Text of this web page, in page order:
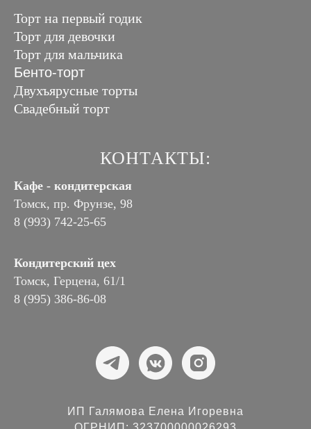
Торт на первый годик
Торт для девочки
Торт для мальчика
Бенто-торт
Двухъярусные торты
Свадебный торт
КОНТАКТЫ:
Кафе - кондитерская
Томск, пр. Фрунзе, 98
8 (993) 742-25-65
Кондитерский цех
Томск, Герцена, 61/1
8 (995) 386-86-08
ИП Галямова Елена Игоревна